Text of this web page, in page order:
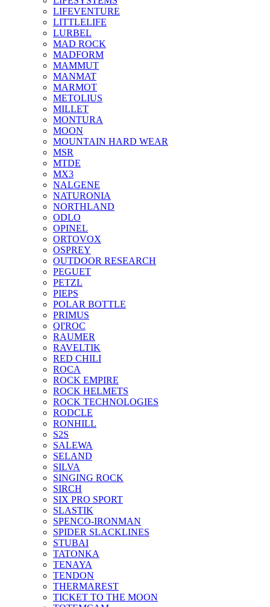
LIFEVENTURE
LITTLELIFE
LURBEL
MAD ROCK
MADFORM
MAMMUT
MANMAT
MARMOT
METOLIUS
MILLET
MONTURA
MOON
MOUNTAIN HARD WEAR
MSR
MTDE
MX3
NALGENE
NATURONIA
NORTHLAND
ODLO
OPINEL
ORTOVOX
OSPREY
OUTDOOR RESEARCH
PEGUET
PETZL
PIEPS
POLAR BOTTLE
PRIMUS
QI'ROC
RAUMER
RAVELTIK
RED CHILI
ROCA
ROCK EMPIRE
ROCK HELMETS
ROCK TECHNOLOGIES
RODCLE
RONHILL
S2S
SALEWA
SELAND
SILVA
SINGING ROCK
SIRCH
SIX PRO SPORT
SLASTIK
SPENCO-IRONMAN
SPIDER SLACKLINES
STUBAI
TATONKA
TENAYA
TENDON
THERMAREST
TICKET TO THE MOON